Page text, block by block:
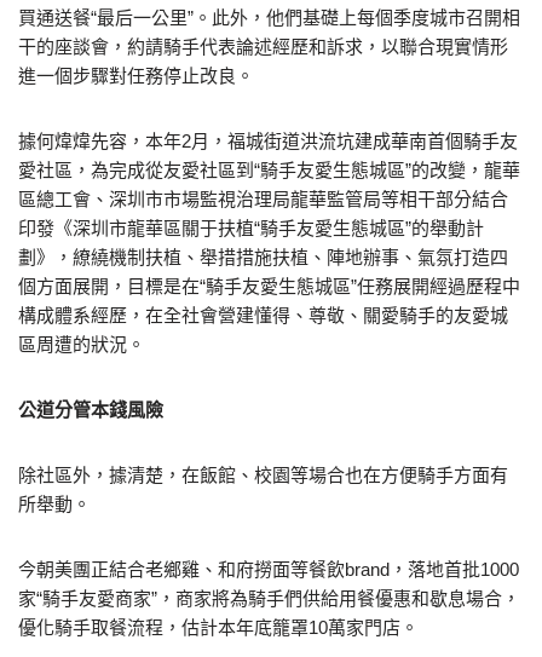
買通送餐“最后一公里”。此外，他們基礎上每個季度城市召開相
干的座談會，約請騎手代表論述經歷和訴求，以聯合現實情形
進一個步驟對任務停止改良。
據何煒煒先容，本年2月，福城街道洪流坑建成華南首個騎手友
愛社區，為完成從友愛社區到“騎手友愛生態城區”的改變，龍華
區總工會、深圳市市場監視治理局龍華監管局等相干部分結合
印發《深圳市龍華區關于扶植“騎手友愛生態城區”的舉動計
劃》，繚繞機制扶植、舉措措施扶植、陣地辦事、氣氛打造四
個方面展開，目標是在“騎手友愛生態城區”任務展開經過歷程中
構成體系經歷，在全社會營建懂得、尊敬、關愛騎手的友愛城
區周遭的狀況。
公道分管本錢風險
除社區外，據清楚，在飯館、校園等場合也在方便騎手方面有
所舉動。
今朝美團正結合老鄉雞、和府撈面等餐飲brand，落地首批1000
家“騎手友愛商家”，商家將為騎手們供給用餐優惠和歇息場合，
優化騎手取餐流程，估計本年底籠罩10萬家門店。